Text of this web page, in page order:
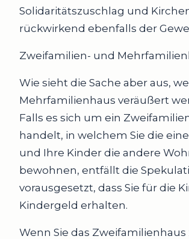
Solidaritätszuschlag und
rückwirkend ebenfalls der
Zweifamilien- und
Wie sieht die Sache aber aus,
Mehrfamilienhaus veräußert
Falls es sich um ein
handelt, in welchem Sie die
und Ihre Kinder die andere
bewohnen, entfällt die
vorausgesetzt, dass Sie für die
Kindergeld erhalten.
Wenn Sie das Zweifamilienhaus